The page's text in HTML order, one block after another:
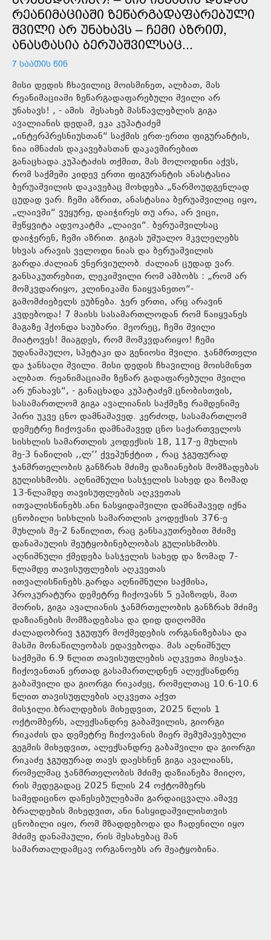
ᲠᲔᲐᲜᲘᲛᲐᲪᲘᲐᲨᲘ ᲖᲔᲬᲐᲠᲒᲐᲓᲐᲤᲐᲠᲔᲑᲣᲚᲘ
ᲨᲕᲘᲚᲘ ᲐᲠ ᲣᲜᲐᲮᲐᲕᲡ – ᲩᲔᲛᲘ ᲐᲖᲠᲘᲗ,
ᲐᲜᲐᲡᲢᲐᲡᲘᲐ ᲑᲔᲠᲣᲐᲨᲕᲘᲚᲡᲐᲪ...
7 ᲡᲐᲐᲗᲘᲡ ᲬᲘᲜ
მისი დედის ჩხავილიც მოისმინეთ, ალბათ, მას
რეანიმაციაში ზეწარგადაფარებული შვილი არ
უნახავს! , - ამის შესახებ მასწავლებლის გიგა
ავალიანის დედამ, ეკა კუპატაძემ
„ინტერპრესნიუსთან“ საქმის ერთ-ერთი ფიგურანტის,
ნია იმნაძის დაკავებასთან დაკავშირებით
განაცხადა.კუპატაძის თქმით, მას მოლოდინი აქვს,
რომ საქმეში კიდევ ერთი ფიგურანტის ანასტასია
ბერუაშვილის დაკავებაც მოხდება.„წარმოუდგენლად
ცუდად ვარ. ჩემი აზრით, ანასტასია ბერუაშვილიც იყო,
„ლაივში“ ვუყურე, დაიჭირეს თუ არა, არ ვიცი,
შეწყვიტა ადვოკატმა „ლაივი“. ბერუაშვილსაც
დაიჭერენ, ჩემი აზრით. გიგას უშუალო მკვლელებს
სხვას არავის ველოდი ნიას და ბერუაშვილის
გარდა.ძალიან ვნერვიულობ. ძალიან ცუდად ვარ.
განსაკუთრებით, ლეკიშვილი რომ ამბობს : „რომ არ
მომკვდარიყო, კლინიკაში წაიყვანეთო“-
გამომძიებელს ეუბნება. ჯერ ერთი, არც არავინ
კვდებოდა! 7 მაისს სასამართლოდან რომ წაიყვანეს
მაგაზე ჰქონდა საუბარი. მეორეც, ჩემი შვილი
მიატოვეს! მიაგდეს, რომ მომკვდარიყო! ჩემი
უდანაშაულო, სპეტაკი და გენიოსი შვილი. ჯანმრთელი
და ჯანსაღი შვილი. მისი დედის ჩხავილიც მოისმინეთ
ალბათ. რეანიმაციაში ზეწარ გადაფარებული შვილი
არ უნახავს“, - განაცხადა კუპატაძემ.ცნობისთვის,
სასამართლომ გიგა ავალიანის საქმეზე რამდენიმე
პირი უკვე ცნო დამნაშავედ. კერძოდ, სასამართლომ
დემეტრე ჩიქოვანი დამნაშავედ ცნო საქართველოს
სისხლის სამართლის კოდექსის 18, 117-ე მუხლის
მე-3 ნაწილის ,,ლ’’ ქვეპუნქტით , რაც ჯგუფურად
ჯანმრთელობის განზრახ მძიმე დაზიანების მომზადებას
გულისხმობს. აღნიშნული სასჯელის სახედ და ზომად
13-წლამდე თავისუფლების აღკვეთას
ითვალისწინებს.ანი ნასყიდაშვილი დამნაშავედ იქნა
ცნობილი სისხლის სამართლის კოდექსის 376-ე
მუხლის მე-2 ნაწილით, რაც განსაკუთრებით მძიმე
დანაშაულის შეუტყობინებლობას გულისხმობს.
აღნიშნული ქმედება სასჯელის სახედ და ზომად 7-
წლამდე თავისუფლების აღკვეთას
ითვალისწინებს.გარდა აღნიშნული საქმისა,
პროკურატურა დემეტრე ჩიქოვანს 5 ეპიზოდს, მათ
შორის, გიგა ავალიანის ჯანმრთელობის განზრახ მძიმე
დაზიანების მომზადებასა და დიდ დიღომში
ძალადობრივ ჯგუფურ მოქმედების ორგანიზებასა და
მასში მონაწილეობას ედავებოდა. მას აღნიშნულ
საქმეში 6.9 წლით თავისუფლების აღკვეთა მიესაჯა.
ჩიქოვანთან ერთად გასამართლდნენ ალექსანდრე
გაბაშვილი და გიორგი რიკაძეც, რომელთაც 10.6-10.6
წლით თავისუფლების აღკვეთა აქვთ
მისჯილი.ბრალდების მიხედვით, 2025 წლის 1
ოქტომბერს, ალექსანდრე გაბაშვილის, გიორგი
რიკაძის და დემეტრე ჩიქოვანის მიერ შემუშავებული
გეგმის მიხედვით, ალექსანდრე გაბაშვილი და გიორგი
რიკაძე ჯგუფურად თავს დაესხნენ გიგა ავალიანს,
რომელმაც ჯანმრთელობის მძიმე დაზიანება მიიღო,
რის შედეგადაც 2025 წლის 24 ოქტომბერს
სამედიცინო დაწესებულებაში გარდაიცვალა.ამავე
ბრალდების მიხედვით, ანი ნასყიდაშვილისთვის
ცნობილი იყო, რომ მზადდებოდა და ჩადენილი იყო
მძიმე დანაშაული, რის შესახებაც მან
სამართალდამცავ ორგანოებს არ შეატყობინა.